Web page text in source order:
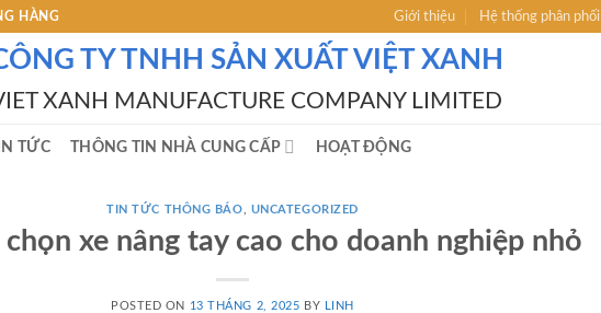
HÀNG Giới thiệu Hệ thống phân phối
TY TNHH SẢN XUẤT VIỆT XANH
XANH MANUFACTURE COMPANY LIMITED
TỨC THÔNG TIN NHÀ CUNG CẤP HOẠT ĐỘNG
TIN TỨC THÔNG BÁO UNCATEGORIZED
xe nâng tay cao cho doanh nghiệp nhỏ
POSTED ON 13 THÁNG 2, 2025 BY LINH